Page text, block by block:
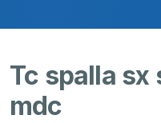
Tc spalla sx
mdc